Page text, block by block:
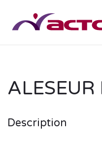
Description